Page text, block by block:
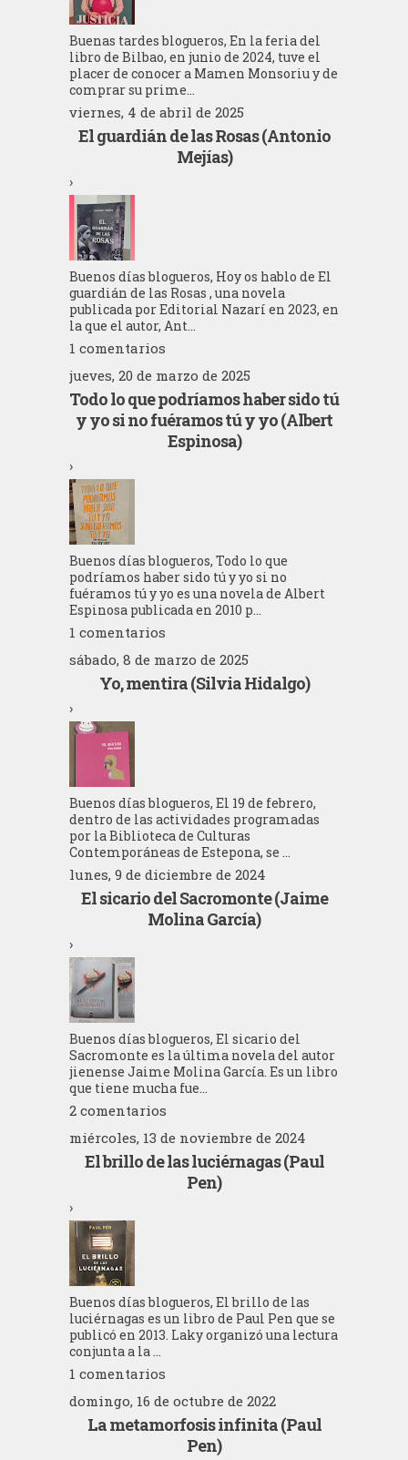
Buenas tardes blogueros, En la feria del
libro de Bilbao, en junio de 2024, tuve el
placer de conocer a Mamen Monsoriu y de
comprar su prime...
viernes, 4 de abril de 2025
El guardián de las Rosas (Antonio
Mejías)
›
Buenos días blogueros, Hoy os hablo de El
guardián de las Rosas , una novela
publicada por Editorial Nazarí en 2023, en
la que el autor, Ant...
1 comentarios
jueves, 20 de marzo de 2025
Todo lo que podríamos haber sido tú
y yo si no fuéramos tú y yo (Albert
Espinosa)
›
Buenos días blogueros, Todo lo que
podríamos haber sido tú y yo si no
fuéramos tú y yo es una novela de Albert
Espinosa publicada en 2010 p...
1 comentarios
sábado, 8 de marzo de 2025
Yo, mentira (Silvia Hidalgo)
›
Buenos días blogueros, El 19 de febrero,
dentro de las actividades programadas
por la Biblioteca de Culturas
Contemporáneas de Estepona, se ...
lunes, 9 de diciembre de 2024
El sicario del Sacromonte (Jaime
Molina García)
›
Buenos días blogueros, El sicario del
Sacromonte es la última novela del autor
jienense Jaime Molina García. Es un libro
que tiene mucha fue...
2 comentarios
miércoles, 13 de noviembre de 2024
El brillo de las luciérnagas (Paul
Pen)
›
Buenos días blogueros, El brillo de las
luciérnagas es un libro de Paul Pen que se
publicó en 2013. Laky organizó una lectura
conjunta a la ...
1 comentarios
domingo, 16 de octubre de 2022
La metamorfosis infinita (Paul
Pen)